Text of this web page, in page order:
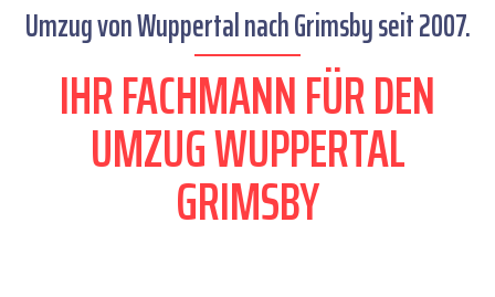
Umzug von Wuppertal nach Grimsby seit 2007.
IHR FACHMANN FÜR DEN
UMZUG WUPPERTAL
GRIMSBY